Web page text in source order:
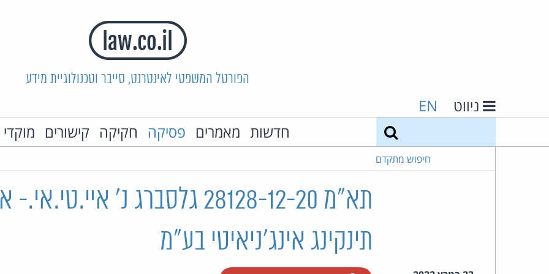
הפורטל המשפטי לאינטרנט, סייבר וטכנולוגיית מידע
ניווט EN
חדשות מאמרים פסיקה חקיקה קישורים
חיפוש מתקדם
תא"מ 28128-12-20 גלסברג נ'
תינקינג אינג'ניאיטי בע"מ